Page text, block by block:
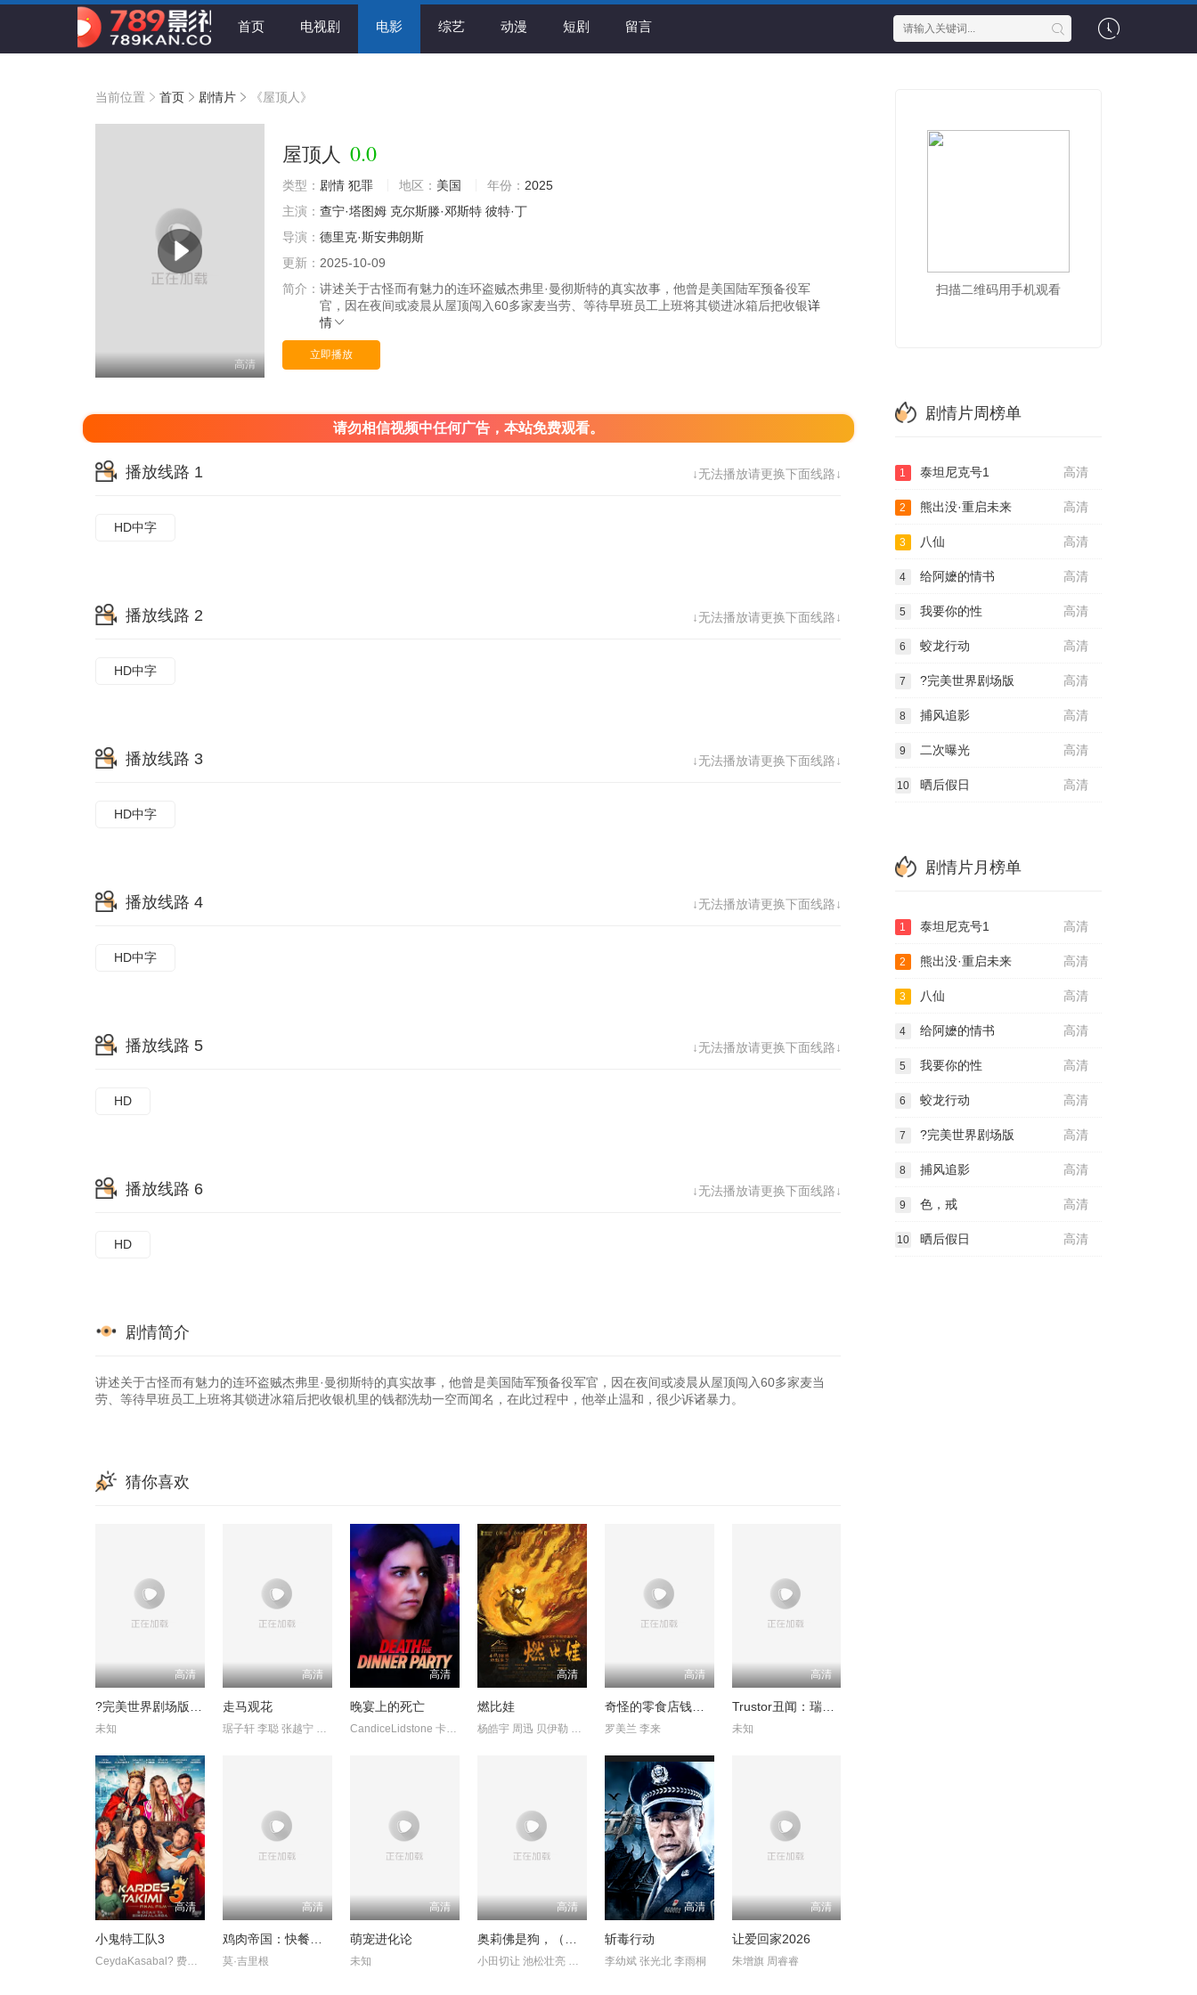
首页 电视剧 电影 综艺 动漫 短剧 留言
当前位置 首页 剧情片 《屋顶人》
高清
屋顶人 0.0
类型： 剧情 犯罪 地区： 美国 年份： 2025
主演： 查宁·塔图姆 克尔斯滕·邓斯特 彼特·丁
导演： 德里克·斯安弗朗斯
更新： 2025-10-09
简介： 讲述关于古怪而有魅力的连环盗贼杰弗里·曼彻斯特的真实故事，他曾是美国陆军预备役军
官，因在夜间或凌晨从屋顶闯入60多家麦当劳、等待早班员工上班将其锁进冰箱后把收银详
情
立即播放
请勿相信视频中任何广告，本站免费观看。
↓无法播放请更换下面线路↓
播放线路 1
HD中字
↓无法播放请更换下面线路↓
播放线路 2
HD中字
↓无法播放请更换下面线路↓
播放线路 3
HD中字
↓无法播放请更换下面线路↓
播放线路 4
HD中字
↓无法播放请更换下面线路↓
播放线路 5
HD
↓无法播放请更换下面线路↓
播放线路 6
HD
剧情简介
讲述关于古怪而有魅力的连环盗贼杰弗里·曼彻斯特的真实故事，他曾是美国陆军预备役军官，因在夜间或凌晨从屋顶闯入60多家麦当
劳、等待早班员工上班将其锁进冰箱后把收银机里的钱都洗劫一空而闻名，在此过程中，他举止温和，很少诉诸暴力。
猜你喜欢
高清
?完美世界剧场版九劫焚天?
未知
高清
走马观花
琚子轩 李聪 张越宁 高深
高清
晚宴上的死亡
CandiceLidstone 卡梅伦·布罗德 马克·戴 EdenBroda BryceWynte
高清
燃比娃
杨皓宇 周迅 贝伊勒 康春雷
高清
奇怪的零食店钱天堂
罗美兰 李来
高清
Trustor丑闻：瑞典金融案内幕
未知
高清
小鬼特工队3
高清
莫·吉里根
高清
萌宠进化论
未知
高清 高清
斩毒行动
李幼斌 张光北 李雨桐
高清
让爱回家2026
朱增旗 周睿睿
扫描二维码用手机观看
剧情片周榜单
高清
1 泰坦尼克号1
高清
2 熊出没·重启未来
高清
3 八仙
高清
4 给阿嬷的情书
高清
5 我要你的性
高清
6 蛟龙行动
高清
7 ?完美世界剧场版
高清
8 捕风追影
高清
9 二次曝光
高清
10 晒后假日
剧情片月榜单
高清
1 泰坦尼克号1
高清
2 熊出没·重启未来
高清
3 八仙
高清
4 给阿嬷的情书
高清
5 我要你的性
高清
6 蛟龙行动
高清
7 ?完美世界剧场版
高清
8 捕风追影
高清
9 色，戒
高清
10 晒后假日